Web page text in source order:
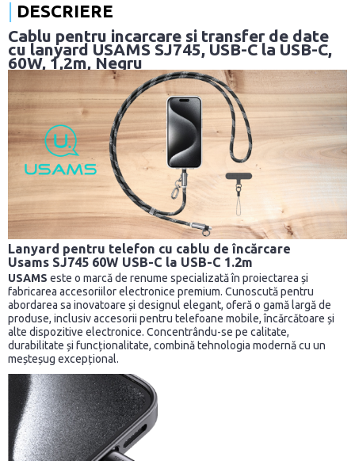
DESCRIERE
Cablu pentru incarcare si transfer de date
cu lanyard USAMS SJ745, USB-C la USB-C,
60W, 1,2m, Negru
Lanyard pentru telefon cu cablu de încărcare
Usams SJ745 60W USB-C la USB-C 1.2m
USAMS este o marcă de renume specializată în proiectarea și
fabricarea accesoriilor electronice premium. Cunoscută pentru
abordarea sa inovatoare și designul elegant, oferă o gamă largă de
produse, inclusiv accesorii pentru telefoane mobile, încărcătoare și
alte dispozitive electronice. Concentrându-se pe calitate,
durabilitate și funcționalitate, combină tehnologia modernă cu un
meșteșug excepțional.